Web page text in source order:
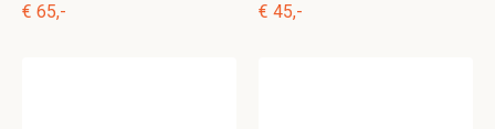
€ 65,-
€ 45,-